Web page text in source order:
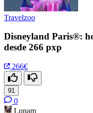
Travelzoo
Disneyland Paris®:
desde 266 pxp
266€
91
0
Lunam